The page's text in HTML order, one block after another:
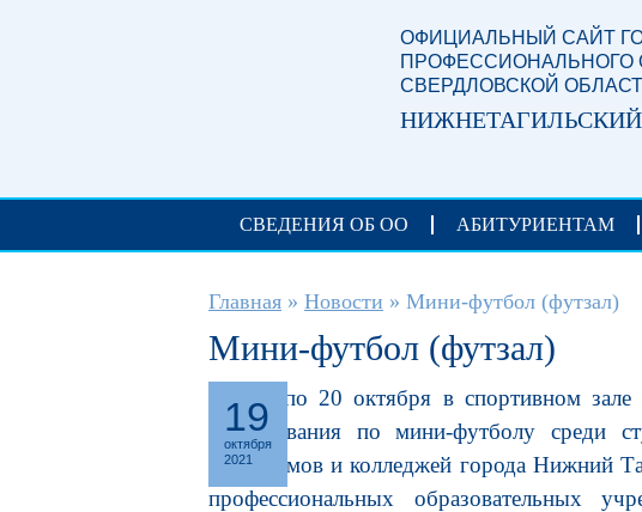
ОФИЦИАЛЬНЫЙ САЙТ
ПРОФЕССИОНАЛЬНОГО
СВЕРДЛОВСКОЙ
СВЕДЕНИЯ ОБ ОО АБИТУРИЕНТАМ
Вы здесь
Главная » Новости » Мини-футбол (футзал)
Мини-футбол (футзал)
19
октября
2021
С 12 по 20 октября в спортивном зале
соревнования по мини-футболу среди
техникумов и колледжей города Нижний
профессиональных образовательных